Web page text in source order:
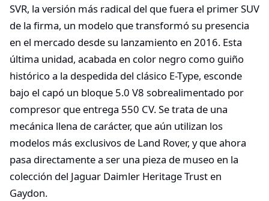
SVR, la versión más radical del que fuera el primer SUV
de la firma, un modelo que transformó su presencia
en el mercado desde su lanzamiento en 2016. Esta
última unidad, acabada en color negro como guiño
histórico a la despedida del clásico E-Type, esconde
bajo el capó un bloque 5.0 V8 sobrealimentado por
compresor que entrega 550 CV. Se trata de una
mecánica llena de carácter, que aún utilizan los
modelos más exclusivos de Land Rover, y que ahora
pasa directamente a ser una pieza de museo en la
colección del Jaguar Daimler Heritage Trust en
Gaydon.